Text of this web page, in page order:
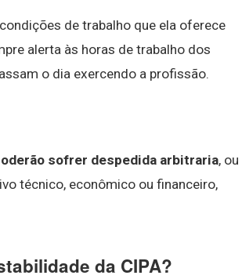
de trabalho que ela oferece
alerta às horas de trabalho dos
o dia exercendo a profissão.
sofrer despedida arbitraria, ou
técnico, econômico ou financeiro,
da CIPA?